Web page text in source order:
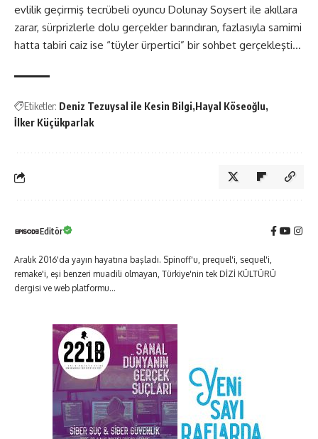
evlilik geçirmiş tecrübeli oyuncu Dolunay Soysert ile akıllara
zarar, sürprizlerle dolu gerçekler barındıran, fazlasıyla samimi
hatta tabiri caiz ise “tüyler ürpertici” bir sohbet gerçekleşti…
Etiketler: Deniz Tezuysal ile Kesin Bilgi Hayal Köseoğlu
İlker Küçükparlak
Editör
Aralık 2016'da yayın hayatına başladı. Spinoff'u, prequel'i, sequel'i,
remake'i, eşi benzeri muadili olmayan, Türkiye'nin tek DİZİ KÜLTÜRÜ
dergisi ve web platformu...